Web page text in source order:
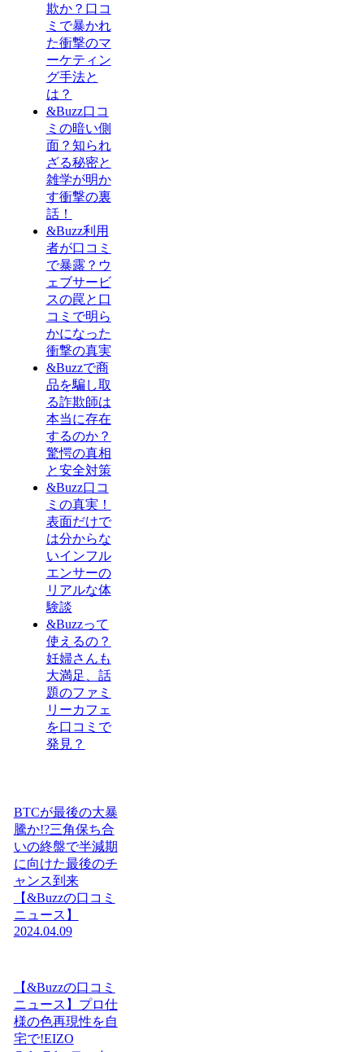
欺か？口コ
ミで暴かれ
た衝撃のマ
ーケティン
グ手法と
は？
&Buzz口コ
ミの暗い側
面？知られ
ざる秘密と
雑学が明か
す衝撃の裏
話！
&Buzz利用
者が口コミ
で暴露？ウ
ェブサービ
スの罠と口
コミで明ら
かになった
衝撃の真実
&Buzzで商
品を騙し取
る詐欺師は
本当に存在
するのか？
驚愕の真相
と安全対策
&Buzz口コ
ミの真実！
表面だけで
は分からな
いインフル
エンサーの
リアルな体
験談
&Buzzって
使えるの？
妊婦さんも
大満足、話
題のファミ
リーカフェ
を口コミで
発見？
BTCが最後の大暴
騰か!?三角保ち合
いの終盤で半減期
に向けた最後のチ
ャンス到来
【&Buzzの口コミ
ニュース】
2024.04.09
【&Buzzの口コミ
ニュース】プロ仕
様の色再現性を自
宅で!EIZO